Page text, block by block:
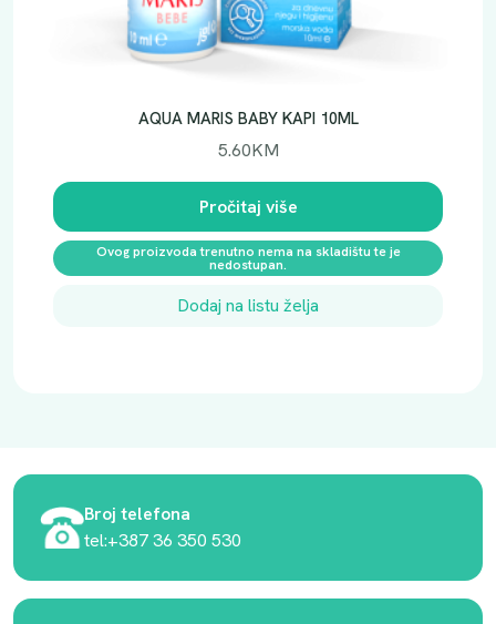
AQUA MARIS BABY KAPI 10ML
5.60KM
Pročitaj više
Ovog proizvoda trenutno nema na skladištu te je
nedostupan.
Dodaj na listu želja
Broj telefona
tel:+387 36 350 530